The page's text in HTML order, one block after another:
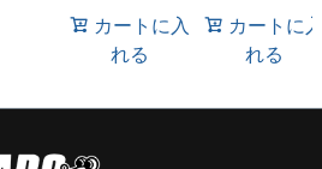
カートに入
れる
カートに
れる